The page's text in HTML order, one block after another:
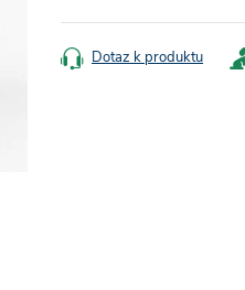
cena:
Dotaz k produktu